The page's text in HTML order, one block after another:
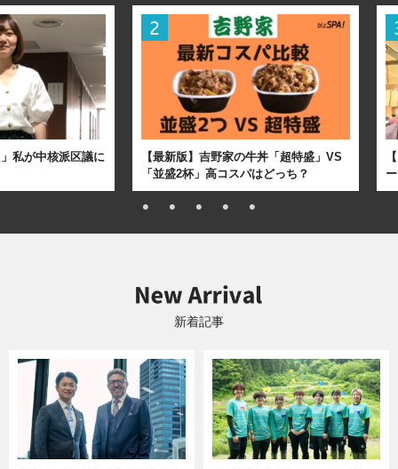
私が中核派区議に
【最新版】吉野家の牛丼「超特盛」VS
「並盛2杯」高コスパはどっち？
新着記事